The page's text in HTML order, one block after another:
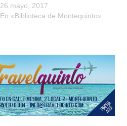
26 mayo, 2017
En «Biblioteca de Montequinto»